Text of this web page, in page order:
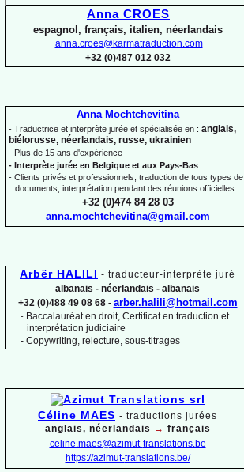
Anna CROES
espagnol, français, italien, néerlandais
anna.croes@karmatraduction.com
+32 (0)487 012 032
Anna Mochtchevitina
- Traductrice et interprète jurée et spécialisée en : anglais,
biélorusse, néerlandais, russe, ukrainien
- Plus de 15 ans d'expérience
- Interprète jurée en Belgique et aux Pays-Bas
- Clients privés et professionnels, traduction de tous types de
documents, interprétation pendant des réunions officielles...
+32 (0)474 84 28 03
anna.mochtchevitina@gmail.com
Arbër HALILI - traducteur-interprète juré
albanais - néerlandais - albanais
+32 (0)488 49 08 68 - arber.halili@hotmail.com
- Baccalauréat en droit, Certificat en traduction et
interprétation judiciaire
- Copywriting, relecture, sous-titrages
Céline MAES - traductions jurées
anglais, néerlandais → français
celine.maes@azimut-translations.be
https://azimut-translations.be/